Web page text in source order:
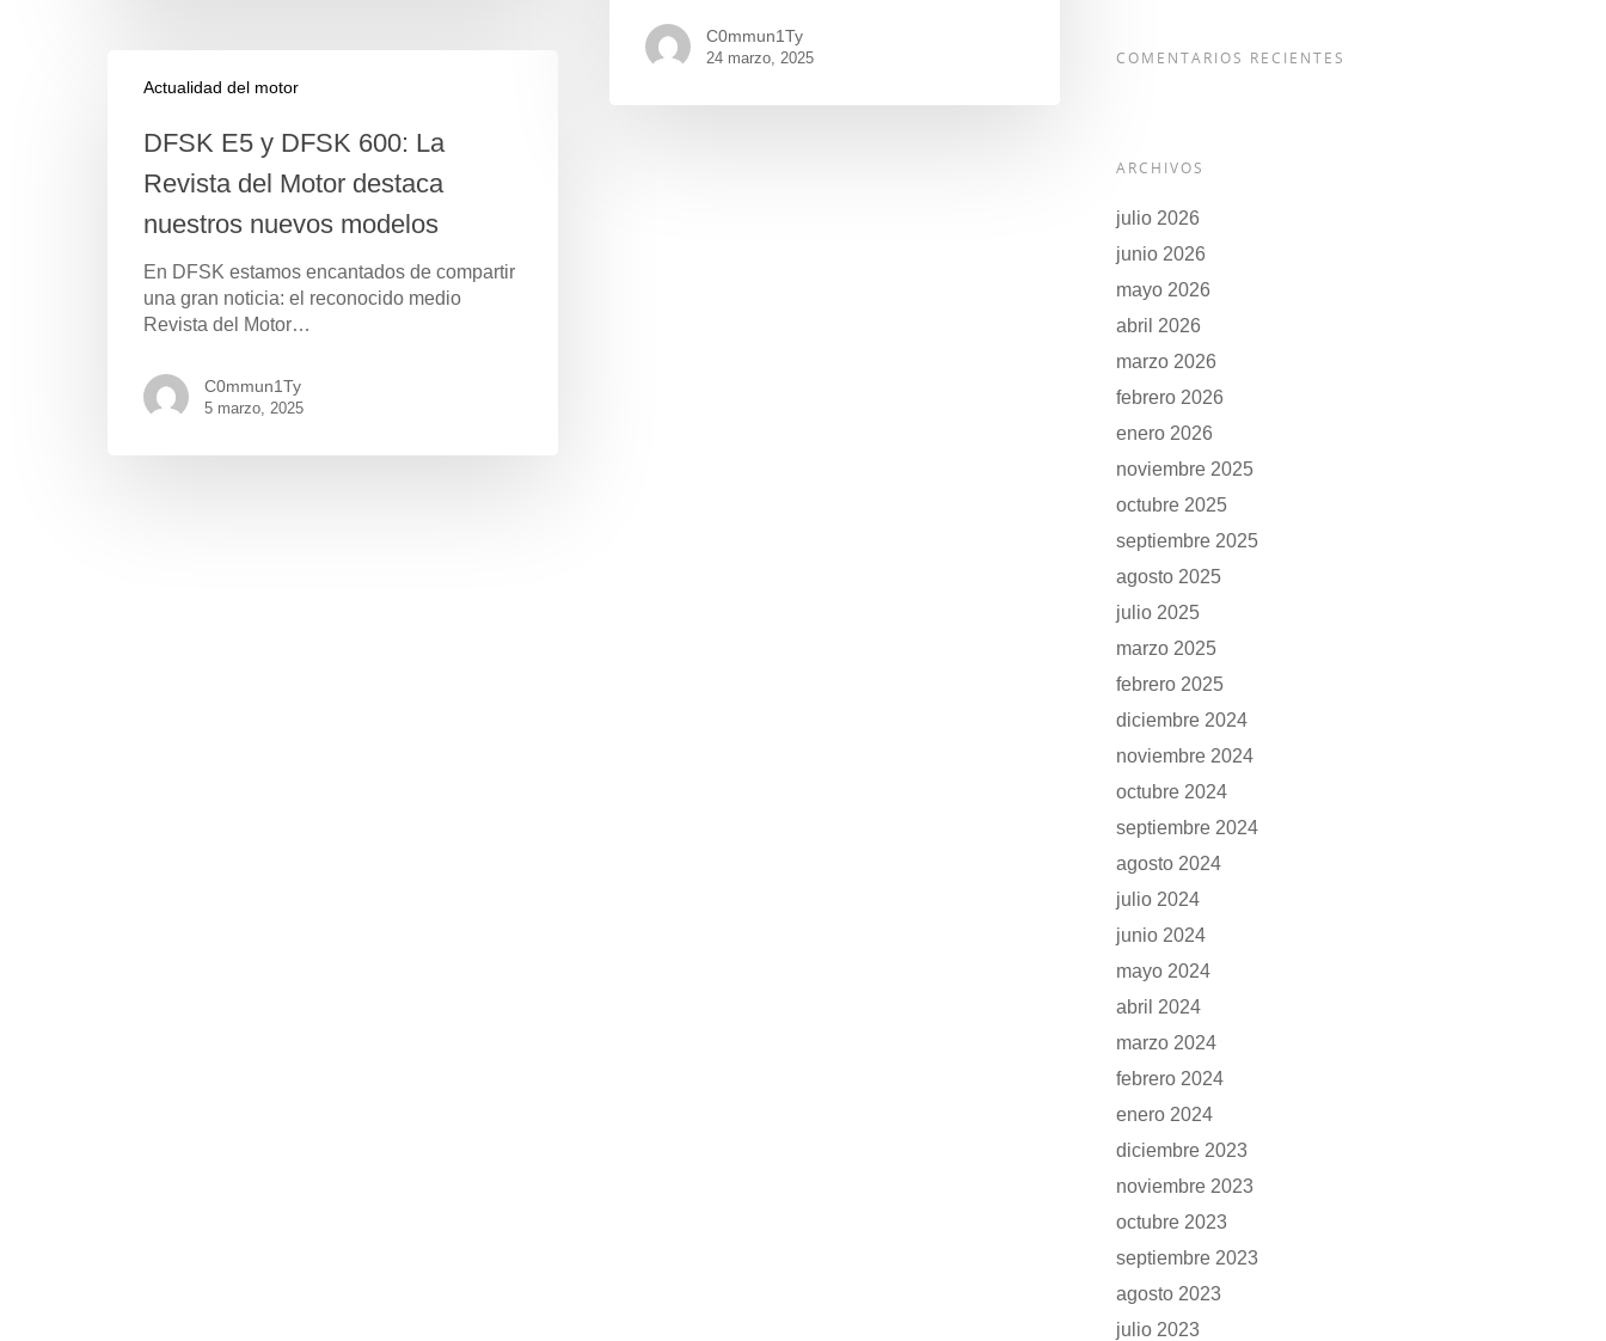
C0mmun1Ty
24 marzo, 2025
Actualidad del motor
DFSK E5 y DFSK 600: La
Revista del Motor destaca
nuestros nuevos modelos
En DFSK estamos encantados de compartir
una gran noticia: el reconocido medio
Revista del Motor…
C0mmun1Ty
5 marzo, 2025
COMENTARIOS RECIENTES
ARCHIVOS
julio 2026
junio 2026
mayo 2026
abril 2026
marzo 2026
febrero 2026
enero 2026
noviembre 2025
octubre 2025
septiembre 2025
agosto 2025
julio 2025
marzo 2025
febrero 2025
diciembre 2024
noviembre 2024
octubre 2024
septiembre 2024
agosto 2024
julio 2024
junio 2024
mayo 2024
abril 2024
marzo 2024
febrero 2024
enero 2024
diciembre 2023
noviembre 2023
octubre 2023
septiembre 2023
agosto 2023
julio 2023